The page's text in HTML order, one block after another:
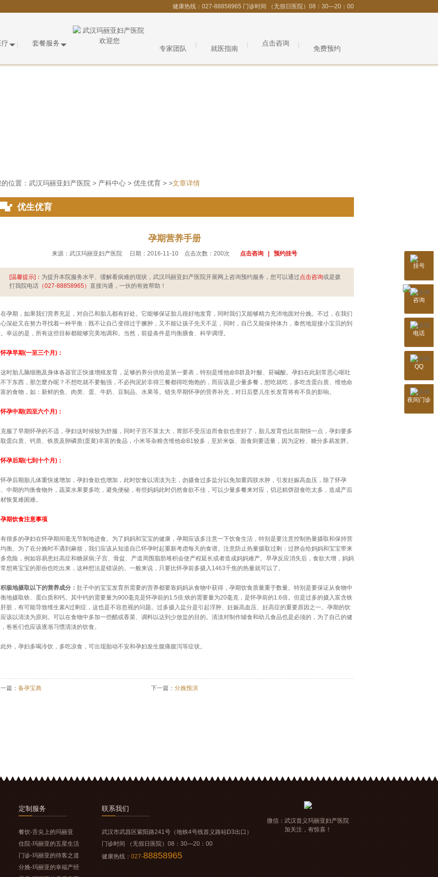
健康热线：027-88858965 门诊时间 （无假日医院）08：30—20：00
套餐服务
专家团队 就医指南
点击咨询
免费预约
位置： 武汉玛丽亚妇产医院 > 产科中心 > 优生优育 > >文章详情
优生优育
孕期营养手册
来源：武汉玛丽亚妇产医院     日期：2016-11-10    点击次数：200次 点击咨询   |   预约挂号
[温馨提示]： 为提升本院服务水平、缓解看病难的现状，武汉玛丽亚妇产医院开展网上咨询预约服务，您可以通过点击咨询或是拨
打我院电话 （027-88858965） 直接沟通，一伙的有效帮助！
期，如果我们营养充足，对自己和胎儿都有好处。它能够保证胎儿很好地发育，同时我们又能够精力充沛地面对分娩。不过，在我们
深处又在努力寻找着一种平衡：既不让自己变得过于臃肿，又不能让孩子先天不足，同时，自己又能保持体力，泰然地迎接小宝贝的到
幸运的是，所有这些目标都能够完美地调和。当然，前提条件是均衡膳食、科学调理。
怀孕早期(一至三个月)：
胎儿脑细胞及身体各器官正快速增殖发育，足够的养分供给是第一要表，特别是维他命B群及叶酸、菸碱酸。孕妇在此刻常恶心呕吐
下东西，那怎麼办呢？不想吃就不要勉强，不必拘泥於非得三餐都得吃饱饱的，而应该是少量多餐，想吃就吃，多吃含蛋白质、维他命
的食物，如：新鲜的鱼、肉类、蛋、牛奶、豆制品、水果等。错失早期怀孕的营养补充，对日后婴儿生长发育将有不良的影响。
中期(四至六个月)：
了早期怀孕的不适，孕妇这时候较为舒服，同时子宫不算太大，胃部不受压迫而食欲也变好了，胎儿发育也比前期快一点，孕妇要多
蛋白质、钙质、铁质及卵磷质(蛋黄)丰富的食品，小米等杂粮含维他命B1较多，至於米饭、面食则要适量，因为淀粉、糖分多易发胖。
后期(七到十个月)：
后期胎儿体重快速增加，孕妇食欲也增加，此时饮食以清淡为主，勿摄食过多盐分以免加重四肢水肿，引发妊娠高血压，除了怀孕
中期的均衡食物外，蔬菜水果要多吃，避免便秘，有些妈妈此时仍然食欲不佳，可以少量多餐来对应，切忌糕饼甜食吃太多，造成产后
恢复难困难。
期饮食注意事项
多的孕妇在怀孕期间毫无节制地进食。为了妈妈和宝宝的健康，孕期应该多注意一下饮食生活，特别是要注意控制热量摄取和保持营
衡。为了在分娩时不遇到麻烦，我们应该从知道自己怀孕时起重新考虑每天的食谱。注意防止热量摄取过剩：过胖会给妈妈和宝宝带来
危险，例如容易患妊高症和糖尿病;子宫、骨盆、产道周围脂肪堆积会使产程延长或者造成妈妈难产。早孕反应消失后，食欲大增，妈妈
想将宝宝的那份也吃出来，这种想法是错误的。一般来说，只要比怀孕前多摄入1463千焦的热量就可以了。
地摄取以下的营养成分： 肚子中的宝宝发育所需要的营养都要靠妈妈从食物中获得，孕期饮食质量重于数量。特别是要保证从食物中
地摄取铁、蛋白质和钙。其中钙的需要量为900毫克是怀孕前的1.5倍;铁的需要量为20毫克，是怀孕前的1.6倍。但是过多的摄入富含铁
脏，有可能导致维生素A过剩症，这也是不容忽视的问题。过多摄入盐分是引起浮肿、妊娠高血压、妊高症的重要原因之一。孕期的饮
该以清淡为原则。可以在食物中多加一些醋或香菜、调料以达到少放盐的目的。清淡对制作辅食和幼儿食品也是必须的，为了自己的健
爸爸们也应该逐渐习惯清淡的饮食。
，孕妇多喝冷饮，多吃凉食，可出现胎动不安和孕妇发生腹痛腹泻等症状。
篇： 备孕宝典 下一篇： 分娩预演
定制 服务
餐饮-舌尖上的玛丽亚
住院-玛丽亚的五星生活
门诊-玛丽亚的待客之道
分娩-玛丽亚的幸福产经
联系我们
武汉市武昌区紫阳路241号（地铁4号线首义路站D3出口）
门诊时间 （无假日医院）08：30—20：00
健康热线： 027-88858965
微信： 武汉首义玛丽亚妇产医院
加关注，有惊喜！
挂号
武汉玛丽亚妇产
公告：网络预约可
* 信息已
咨询
电话
QQ
夜间门诊